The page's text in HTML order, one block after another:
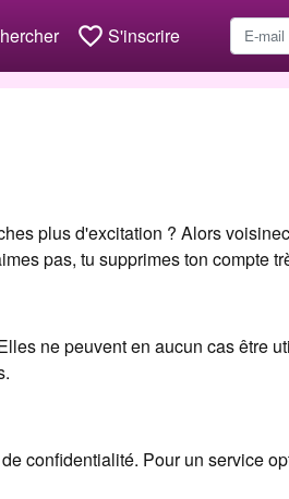
favorite_border S'inscrire
plus d'excitation ? Alors
pas, tu supprimes ton compte
ne peuvent en aucun cas être
confidentialité. Pour un service